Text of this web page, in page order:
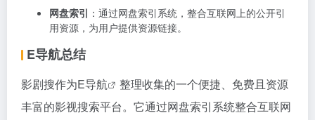
网盘索引 ：通过网盘索引系统，整合互联网上的公开引
用资源，为用户提供资源链接。
E导航总结
影剧搜作为E导航
整理收集的一个便捷、免费且资源
丰富的影视搜索平台。它通过网盘索引系统整合互联网